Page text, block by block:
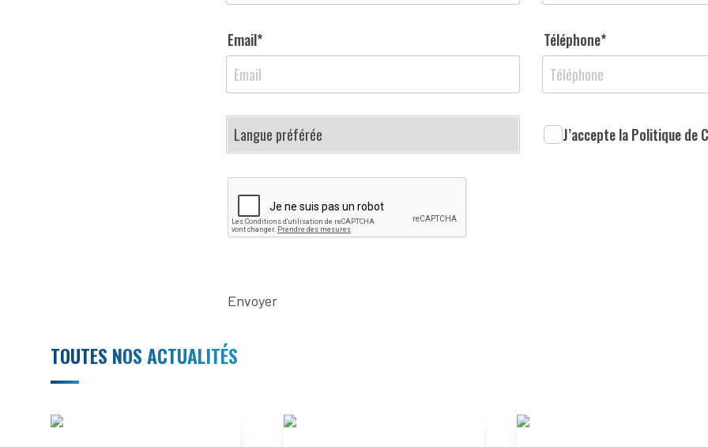
Email* Téléphone*
J’accepte la Politique de
TOUTES NOS ACTUALITÉS
Read more Read more Read more